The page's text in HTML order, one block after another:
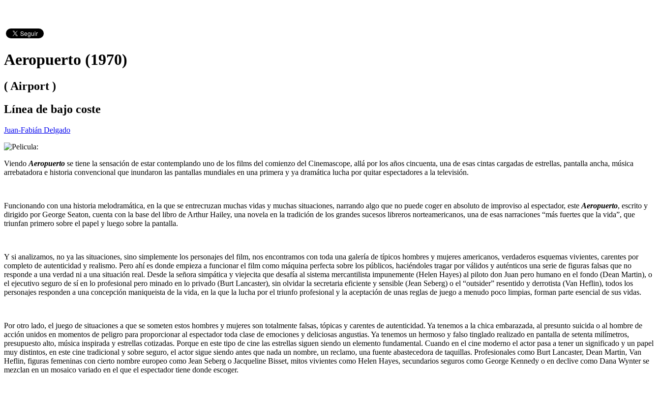
Aeropuerto (1970)
( Airport )
Línea de bajo coste
Juan-Fabián Delgado
Viendo Aeropuerto se tiene la sensación de estar contemplando uno de los films del comienzo del Cinemascope, allá por los años cincuenta, una de esas cintas cargadas de estrellas, pantalla ancha, música
arrebatadora e historia convencional que inundaron las pantallas mundiales en una primera y ya dramática lucha por quitar espectadores a la televisión.
Funcionando con una historia melodramática, en la que se entrecruzan muchas vidas y muchas situaciones, narrando algo que no puede coger en absoluto de improviso al espectador, este Aeropuerto, escrito y
dirigido por George Seaton, cuenta con la base del libro de Arthur Hailey, una novela en la tradición de los grandes sucesos libreros norteamericanos, una de esas narraciones “más fuertes que la vida”, que
triunfan primero sobre el papel y luego sobre la pantalla.
Y si analizamos, no ya las situaciones, sino simplemente los personajes del film, nos encontramos con toda una galería de típicos hombres y mujeres americanos, verdaderos esquemas vivientes, carentes por
completo de autenticidad y realismo. Pero ahí es donde empieza a funcionar el film como máquina perfecta sobre los públicos, haciéndoles tragar por válidos y auténticos una serie de figuras falsas que no
responde a una verdad ni a una situación real. Desde la señora simpática y viejecita que desafía al sistema mercantilista impunemente (Helen Hayes) al piloto don Juan pero humano en el fondo (Dean Martin), o
el ejecutivo seguro de sí en lo profesional pero minado en lo privado (Burt Lancaster), sin olvidar la secretaria eficiente y sensible (Jean Seberg) o el “outsider” resentido y derrotista (Van Heflin), todos los
personajes responden a una concepción maniqueista de la vida, en la que la lucha por el triunfo profesional y la aceptación de unas reglas de juego a menudo poco limpias, forman parte esencial de sus vidas.
Por otro lado, el juego de situaciones a que se someten estos hombres y mujeres son totalmente falsas, tópicas y carentes de autenticidad. Ya tenemos a la chica embarazada, al presunto suicida o al hombre de
acción unidos en momentos de peligro para proporcionar al espectador toda clase de emociones y deliciosas angustias. Ya tenemos un hermoso y falso tinglado realizado en pantalla de setenta milímetros,
presupuesto alto, música inspirada y estrellas cotizadas. Porque en este tipo de cine las estrellas siguen siendo un elemento fundamental. Cuando en el cine moderno el actor pasa a tener un significado y un papel
muy distintos, en este cine tradicional y sobre seguro, el actor sigue siendo antes que nada un nombre, un reclamo, una fuente abastecedora de taquillas. Profesionales como Burt Lancaster, Dean Martin, Van
Heflin, figuras femeninas con cierto nombre europeo como Jean Seberg o Jacqueline Bisset, mitos vivientes como Helen Hayes, secundarios seguros como George Kennedy o en declive como Dana Wynter se
mezclan en un mosaico variado en el que el espectador tiene donde escoger.